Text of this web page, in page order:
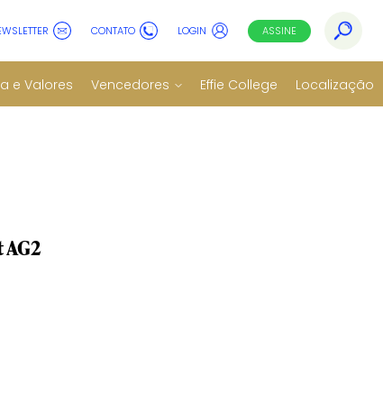
CONTATO LOGIN ASSINE
e Valores Vencedores Effie College Localização